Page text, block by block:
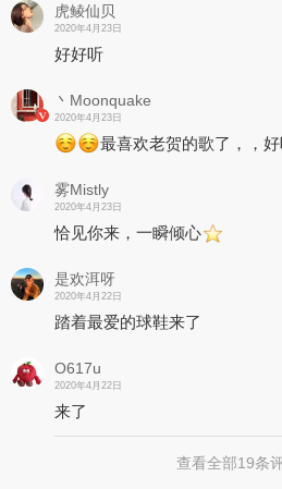
虎鲮仙贝
2020年4月23日
好好听
丶Moonquake
2020年4月23日
最喜欢老贺的歌了，，
雾Mistly
2020年4月23日
恰见你来，一瞬倾心
是欢洱呀
2020年4月22日
踏着最爱的球鞋来了
O617u
2020年4月22日
来了
查看全部19条